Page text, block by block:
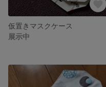
仮置きマスクケース
展示中